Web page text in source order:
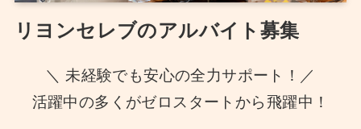
リヨンセレブのアルバイト募集
＼ 未経験でも安心の全力サポート！／
活躍中の多くがゼロスタートから飛躍中！